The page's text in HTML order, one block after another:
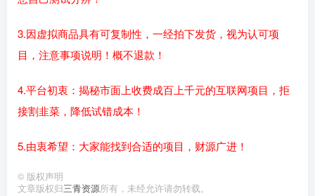
3.因虚拟商品具有可复制性，一经拍下发货，视为认可项
目，注意事项说明！概不退款！
4.平台初衷：揭秘市面上收费成百上千元的互联网项目，拒
接割韭菜，降低试错成本！
5.由衷希望：大家能找到合适的项目，财源广进！
© 版权声明
文章版权归三青资源所有，未经允许请勿转载。